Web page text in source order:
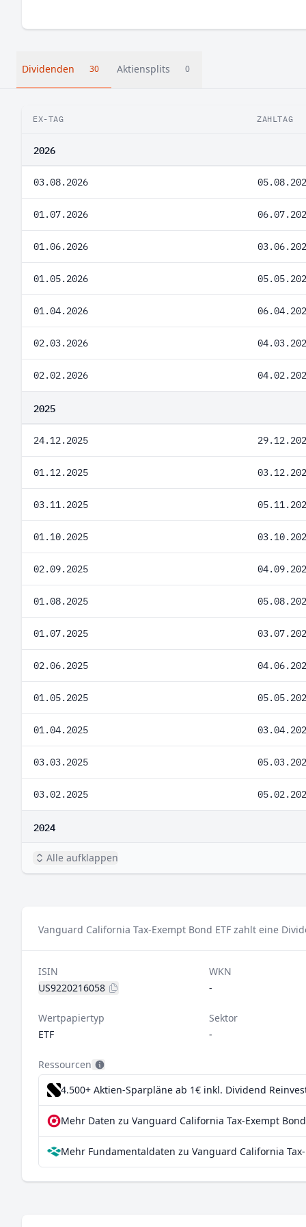
Dividenden 30 Aktiensplits 0
EX-TAG ZAHLTAG
2026
03.08.2026
01.07.2026
01.06.2026
01.05.2026
01.04.2026
02.03.2026
02.02.2026
2025
24.12.2025
01.12.2025
03.11.2025
01.10.2025
02.09.2025
01.08.2025
01.07.2025
02.06.2025
01.05.2025
01.04.2025
03.03.2025
03.02.2025
2024
Alle aufklappen
Vanguard California Tax-Exempt Bond ETF zahlt eine
ISIN
US9220216058
WKN
-
Wertpapiertyp
ETF
Sektor
-
Ressourcen
4.500+ Aktien-Sparpläne ab 1€ inkl. Dividend
Mehr Daten zu Vanguard California Tax-Exempt Bond
Mehr Fundamentaldaten zu Vanguard California